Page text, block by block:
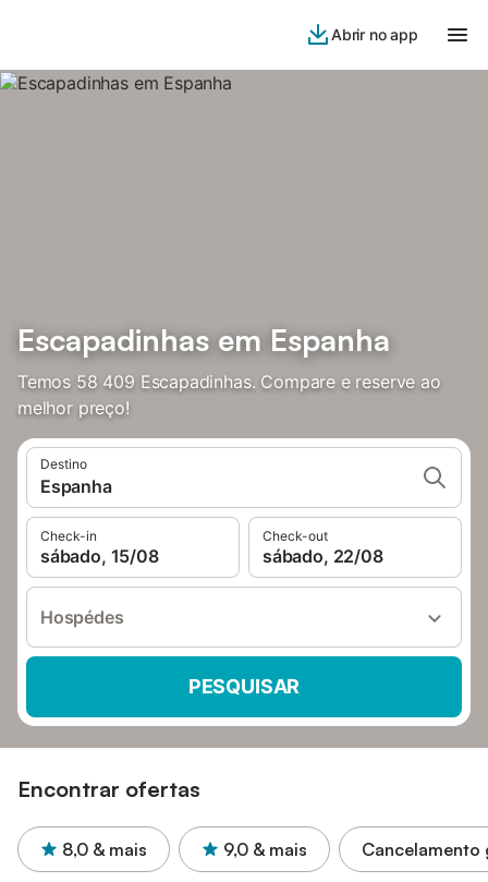
Abrir no app
Escapadinhas em Espanha
Temos 58 409 Escapadinhas. Compare e reserve ao
melhor preço!
Destino
Espanha
Check-in
sábado, 15/08
Check-out
sábado, 22/08
Hospédes
PESQUISAR
Encontrar ofertas
8,0 & mais 9,0 & mais Cancelamento